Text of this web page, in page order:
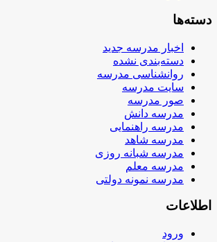
دسته‌ها
اخبار مدرسه جدید
دسته‌بندی نشده
روانشناسی مدرسه
سایت مدرسه
صور مدرسه
مدرسه دانش
مدرسه راهنمایی
مدرسه شاهد
مدرسه شبانه روزی
مدرسه معلم
مدرسه نمونه دولتی
اطلاعات
ورود